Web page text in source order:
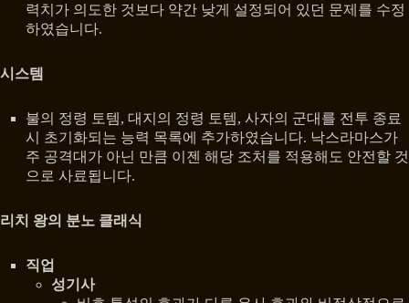
력치가 의도한 것보다 약간 낮게 설정되어 있던 문제를 수정
하였습니다.
시스템
불의 정령 토템, 대지의 정령 토템, 사자의 군대를 전투 종료
시 초기화되는 능력 목록에 추가하였습니다. 낙스라마스가
주 공격대가 아닌 만큼 이젠 해당 조처를 적용해도 안전할 것
으로 사료됩니다.
리치 왕의 분노 클래식
직업
성기사